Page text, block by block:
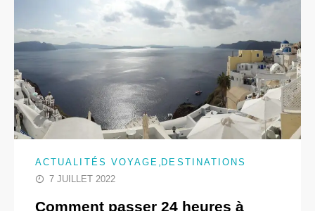
ACTUALITÉS VOYAGE , DESTINATIONS
7 JUILLET 2022
Comment passer 24 heures à